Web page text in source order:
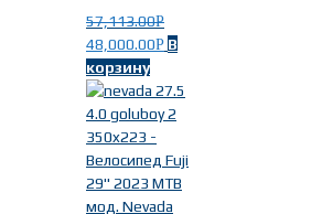
57,113.00Р
48,000.00Р В
корзину